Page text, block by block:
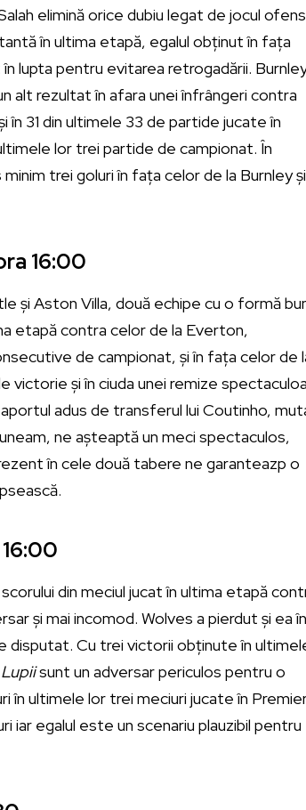
elimină orice dubiu legat de jocul
în ultima etapă, egalul obținut în fața
lupta pentru evitarea retrogadării.
alt rezultat în afara unei înfrângeri contra
31 din ultimele 33 de partide jucate în
lor trei partide de campionat. În
trei goluri în fața celor de la Burnley
16:00
și Aston Villa, două echipe cu o formă
etapă contra celor de la Everton,
de campionat, și în fața celor de
victorie și în ciuda unei remize
adus de transferul lui Coutinho,
ne așteaptă un meci spectaculos,
în cele două tabere ne garanteazp o
din meciul jucat în ultima etapă
și mai incomod. Wolves a pierdut și ea în
disputat. Cu trei victorii obținute în
Lupiisunt un adversar periculos pentru o
în ultimele lor trei meciuri jucate în
iar egalul este un scenariu plauzibil pentru